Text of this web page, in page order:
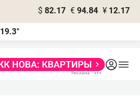
$ 82.17 € 94.84 ¥ 12.17
19.3°